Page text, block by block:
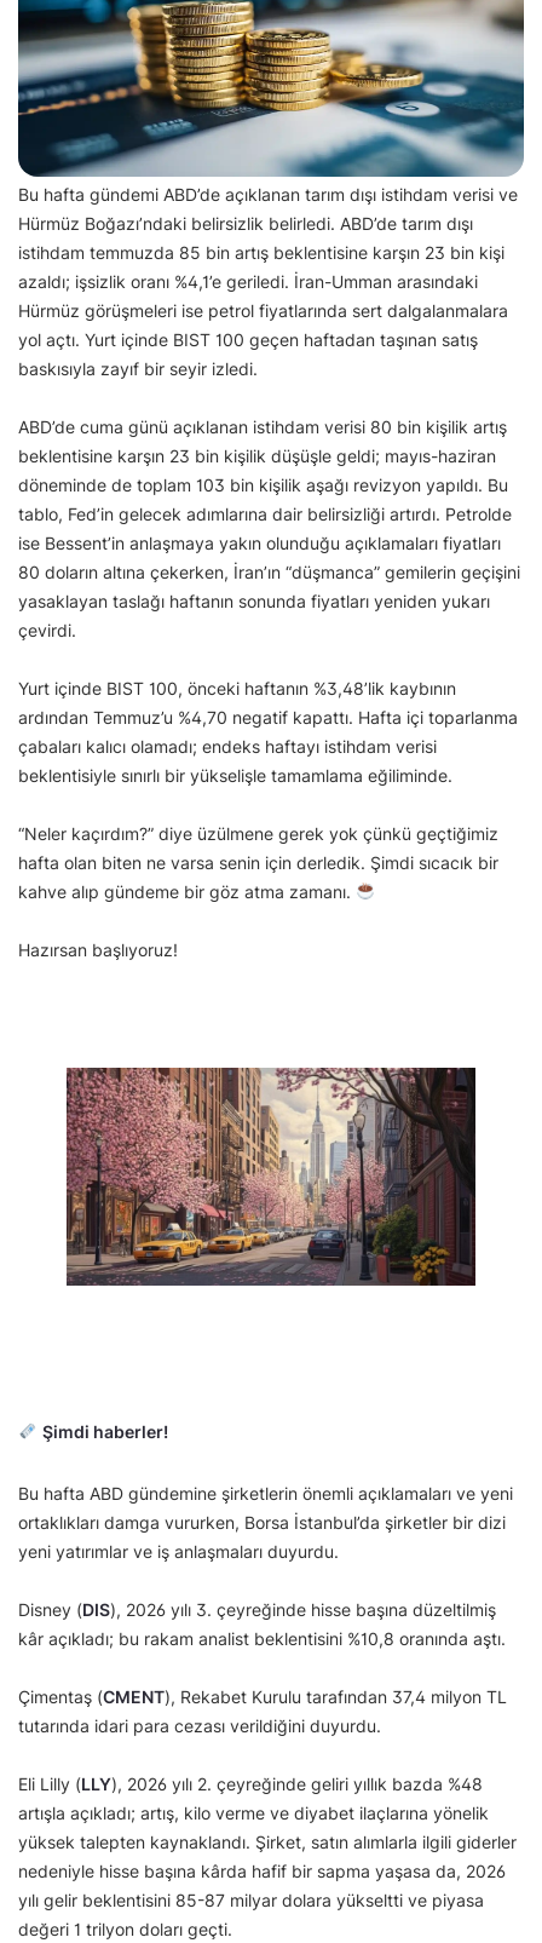
Bu hafta gündemi ABD’de açıklanan tarım dışı istihdam verisi ve
Hürmüz Boğazı’ndaki belirsizlik belirledi. ABD’de tarım dışı
istihdam temmuzda 85 bin artış beklentisine karşın 23 bin kişi
azaldı; işsizlik oranı %4,1’e geriledi. İran-Umman arasındaki
Hürmüz görüşmeleri ise petrol fiyatlarında sert dalgalanmalara
yol açtı. Yurt içinde BIST 100 geçen haftadan taşınan satış
baskısıyla zayıf bir seyir izledi.
ABD’de cuma günü açıklanan istihdam verisi 80 bin kişilik artış
beklentisine karşın 23 bin kişilik düşüşle geldi; mayıs-haziran
döneminde de toplam 103 bin kişilik aşağı revizyon yapıldı. Bu
tablo, Fed’in gelecek adımlarına dair belirsizliği artırdı. Petrolde
ise Bessent’in anlaşmaya yakın olunduğu açıklamaları fiyatları
80 doların altına çekerken, İran’ın “düşmanca” gemilerin geçişini
yasaklayan taslağı haftanın sonunda fiyatları yeniden yukarı
çevirdi.
Yurt içinde BIST 100, önceki haftanın %3,48’lik kaybının
ardından Temmuz’u %4,70 negatif kapattı. Hafta içi toparlanma
çabaları kalıcı olamadı; endeks haftayı istihdam verisi
beklentisiyle sınırlı bir yükselişle tamamlama eğiliminde.
“Neler kaçırdım?” diye üzülmene gerek yok çünkü geçtiğimiz
hafta olan biten ne varsa senin için derledik. Şimdi sıcacık bir
kahve alıp gündeme bir göz atma zamanı.
Hazırsan başlıyoruz!
Şimdi haberler!
Bu hafta ABD gündemine şirketlerin önemli açıklamaları ve yeni
ortaklıkları damga vururken, Borsa İstanbul’da şirketler bir dizi
yeni yatırımlar ve iş anlaşmaları duyurdu.
Disney (DIS), 2026 yılı 3. çeyreğinde hisse başına düzeltilmiş
kâr açıkladı; bu rakam analist beklentisini %10,8 oranında aştı.
Çimentaş (CMENT), Rekabet Kurulu tarafından 37,4 milyon TL
tutarında idari para cezası verildiğini duyurdu.
Eli Lilly (LLY), 2026 yılı 2. çeyreğinde geliri yıllık bazda %48
artışla açıkladı; artış, kilo verme ve diyabet ilaçlarına yönelik
yüksek talepten kaynaklandı. Şirket, satın alımlarla ilgili giderler
nedeniyle hisse başına kârda hafif bir sapma yaşasa da, 2026
yılı gelir beklentisini 85-87 milyar dolara yükseltti ve piyasa
değeri 1 trilyon doları geçti.